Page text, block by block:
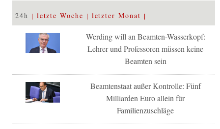
24h letzte Woche letzter Monat
Werding will an Beamten-Wasserkopf:
Lehrer und Professoren müssen keine
Beamten sein
Beamtenstaat außer Kontrolle: Fünf
Milliarden Euro allein für
Familienzuschläge